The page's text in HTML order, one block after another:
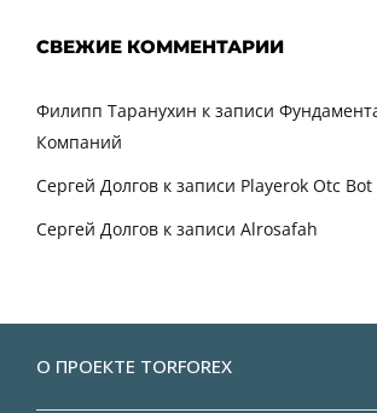
СВЕЖИЕ КОММЕНТАРИИ
Филипп Таранухин к записи
Компаний
Сергей Долгов к записи Playerok Otc Bot
Сергей Долгов к записи Alrosafah
О ПРОЕКТЕ TORFOREX